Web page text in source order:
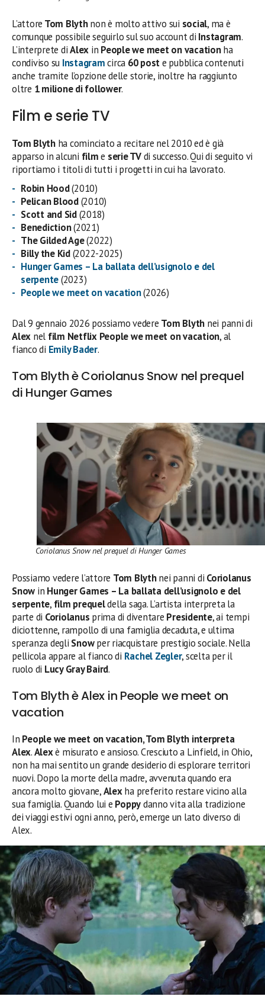
L’attore Tom Blythnon è molto attivo sui social, ma è
comunque possibile seguirlo sul suo account di Instagram.
L’interprete diAlex in People we meet on vacationha
condiviso su Instagramcirca 60 poste pubblica contenuti
anche tramite l’opzione delle storie, inoltre ha raggiunto
oltre 1 milione di follower.
Film e serie TV
Tom Blythha cominciato a recitare nel 2010 ed è già
apparso in alcuni filme serie TVdi successo. Qui di seguito vi
riportiamo i titoli di tutti i progetti in cui ha lavorato.
Robin Hood(2010)
Pelican Blood(2010)
Scott and Sid(2018)
Benediction(2021)
The Gilded Age(2022)
Billy the Kid(2022-2025)
Hunger Games – La ballata dell’usignolo e del
serpente(2023)
People we meet on vacation(2026)
Dal 9 gennaio 2026 possiamo vedere Tom Blyth nei panni di
Alex nel film Netflix People we meet on vacation, al
fianco di Emily Bader.
Tom Blyth è Coriolanus Snow nel prequel
di Hunger Games
Coriolanus Snow nel prequel di Hunger Games
Possiamo vedere l’attore Tom Blythnei panni di Coriolanus
Snow in Hunger Games – La ballata dell’usignolo e del
serpente, film prequeldella saga. L’artista interpreta la
parte di Coriolanus prima di diventare Presidente, ai tempi
diciottenne, rampollo di una famiglia decaduta, e ultima
speranza degli Snowper riacquistare prestigio sociale. Nella
pellicola appare al fianco di Rachel Zegler, scelta per il
ruolo di Lucy Gray Baird.
Tom Blyth è Alex in People we meet on
vacation
In People we meet on vacation, Tom Blyth interpreta
Alex.Alexè misurato e ansioso. Cresciuto a Linfield, in Ohio,
non ha mai sentito un grande desiderio di esplorare territori
nuovi. Dopo la morte della madre, avvenuta quando era
ancora molto giovane,Alexha preferito restare vicino alla
sua famiglia. Quando lui e Poppydanno vita alla tradizione
dei viaggi estivi ogni anno, però, emerge un lato diverso di
Alex.